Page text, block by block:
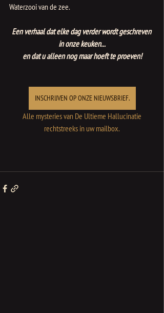
Waterzooi van de zee.
Een verhaal dat elke dag verder wordt geschreven
in onze keuken...
en dat u alleen nog maar hoeft te proeven!
INSCHRIJVEN OP ONZE NIEUWSBRIEF.
Alle mysteries van De Ultieme Hallucinatie
rechtstreeks in uw mailbox.